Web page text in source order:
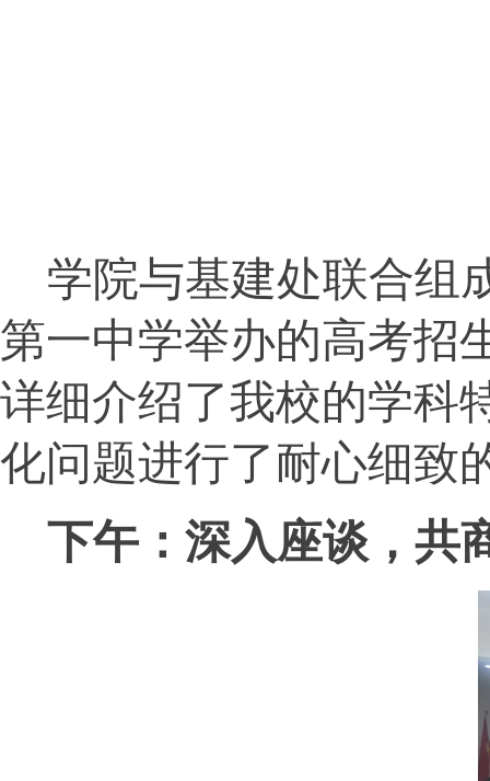
学院与基建处联合组
第一中学举办的高考招
详细介绍了我校的学科
化问题进行了耐心细致
下午：深入座谈，共